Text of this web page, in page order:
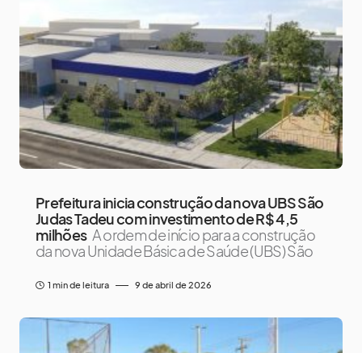
Prefeitura inicia construção da nova UBS São
Judas Tadeu com investimento de R$ 4,5
milhões A ordem de início para a construção
da nova Unidade Básica de Saúde (UBS) São
1 min de leitura 9 de abril de 2026